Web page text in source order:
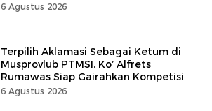
6 Agustus 2026
Terpilih Aklamasi Sebagai Ketum di
Musprovlub PTMSI, Ko’ Alfrets
Rumawas Siap Gairahkan Kompetisi
6 Agustus 2026